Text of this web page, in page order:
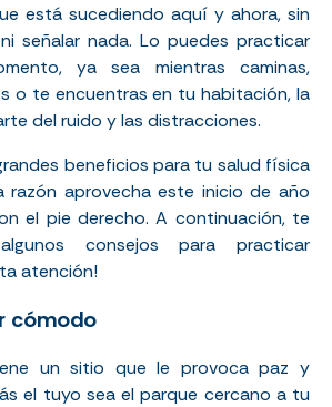
está sucediendo aquí y ahora, sin
señalar nada. Lo puedes practicar
ya sea mientras caminas,
o te encuentras en tu habitación, la
del ruido y las distracciones.
beneficios para tu salud física
razón aprovecha este inicio de año
el pie derecho. A continuación, te
consejos para practicar
atención!
cómodo
un sitio que le provoca paz y
el tuyo sea el parque cercano a tu